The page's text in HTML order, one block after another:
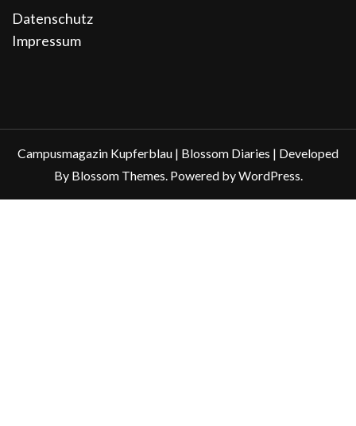
Datenschutz
Impressum
Campusmagazin Kupferblau | Blossom Diaries | Developed
By Blossom Themes . Powered byWordPress